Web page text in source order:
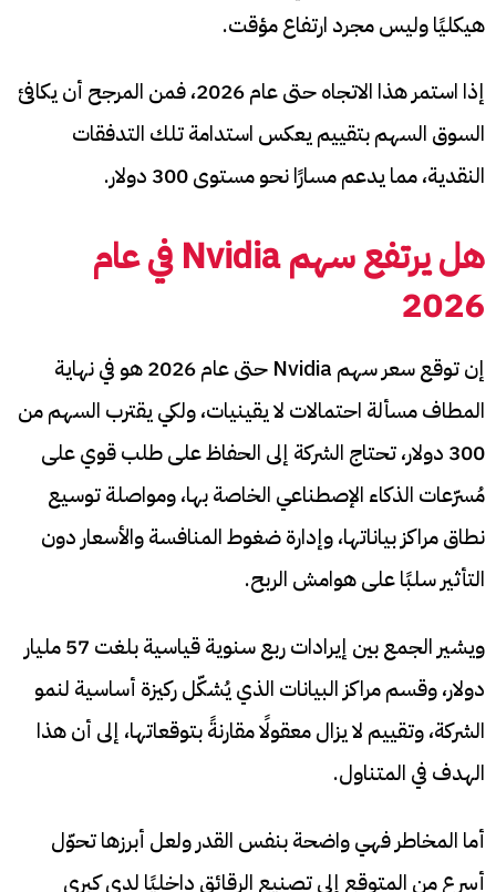
هيكليًا وليس مجرد ارتفاع مؤقت.
إذا استمر هذا الاتجاه حتى عام 2026، فمن المرجح أن يكافئ
السوق السهم بتقييم يعكس استدامة تلك التدفقات
النقدية، مما يدعم مسارًا نحو مستوى 300 دولار.
هل يرتفع سهم Nvidia في عام
2026
إن توقع سعر سهم Nvidia حتى عام 2026 هو في نهاية
المطاف مسألة احتمالات لا يقينيات، ولكي يقترب السهم من
300 دولار، تحتاج الشركة إلى الحفاظ على طلب قوي على
مُسرّعات الذكاء الإصطناعي الخاصة بها، ومواصلة توسيع
نطاق مراكز بياناتها، وإدارة ضغوط المنافسة والأسعار دون
التأثير سلبًا على هوامش الربح.
ويشير الجمع بين إيرادات ربع سنوية قياسية بلغت 57 مليار
دولار، وقسم مراكز البيانات الذي يُشكّل ركيزة أساسية لنمو
الشركة، وتقييم لا يزال معقولًا مقارنةً بتوقعاتها، إلى أن هذا
الهدف في المتناول.
أما المخاطر فهي واضحة بنفس القدر ولعل أبرزها تحوّل
أسرع من المتوقع إلى تصنيع الرقائق داخليًا لدى كبرى